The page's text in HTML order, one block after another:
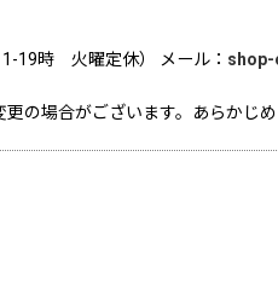
19時 火曜定休） メール： shop-
の場合がございます。あらかじめ